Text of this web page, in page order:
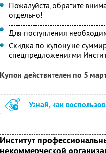
Пожалуйста, обратите
отдельно!
Для поступления
Скидка по купону не
спецпредложениями
Купон действителен по 5
Узнай, как
Институт
некоммерческой